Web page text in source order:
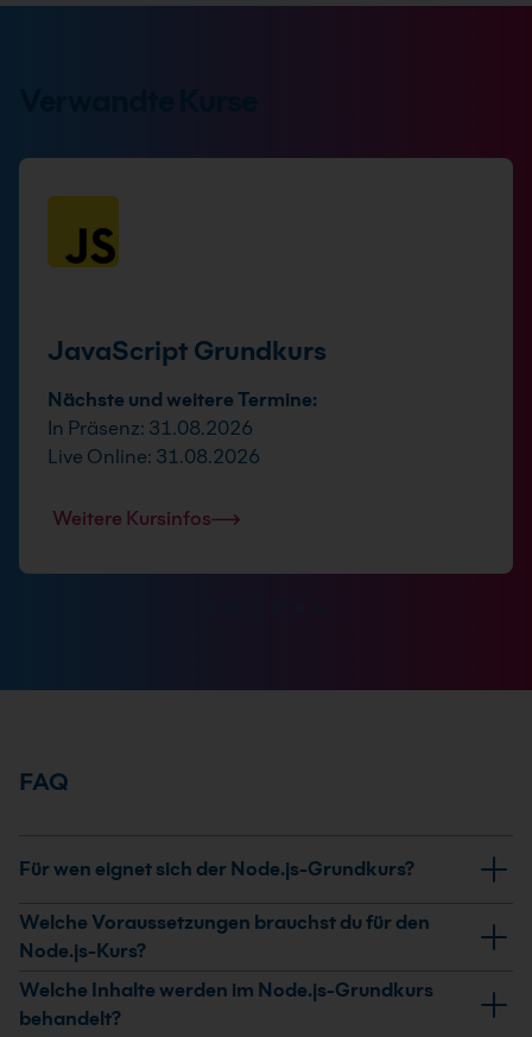
JavaScript Grundkurs
Nächste und weitere Termine:
In Präsenz: 31.08.2026
Live Online: 31.08.2026
Weitere Kursinfos
FAQ
Für wen eignet sich der Node.js-Grundkurs?
Der Kurs richtet sich an Web-Entwicklerinnen und
Web-Entwickler, App-Entwicklerinnen und App-
Entwickler sowie API-Entwicklerinnen und API-
Entwickler, die serverseitige Anwendungen mit Node.js
Welche Voraussetzungen brauchst du für den
Node.js-Kurs?
Du brauchst sichere JavaScript-Kenntnisse sowie
HTML- und CSS-Kenntnisse. Erfahrung in der Web-
Welche Inhalte werden im Node.js-Grundkurs
behandelt?